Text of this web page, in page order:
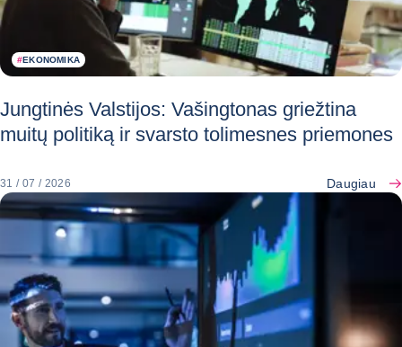
#EKONOMIKA
Jungtinės Valstijos: Vašingtonas griežtina
muitų politiką ir svarsto tolimesnes priemones
31 / 07 / 2026 Daugiau